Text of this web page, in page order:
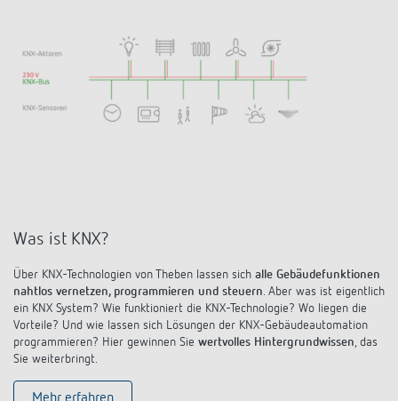
Was ist KNX?
Über KNX-Technologien von Theben lassen sich alle Gebäudefunktionen
nahtlos vernetzen, programmieren und steuern. Aber was ist eigentlich
ein KNX System? Wie funktioniert die KNX-Technologie? Wo liegen die
Vorteile? Und wie lassen sich Lösungen der KNX-Gebäudeautomation
programmieren? Hier gewinnen Sie wertvolles Hintergrundwissen, das
Sie weiterbringt.